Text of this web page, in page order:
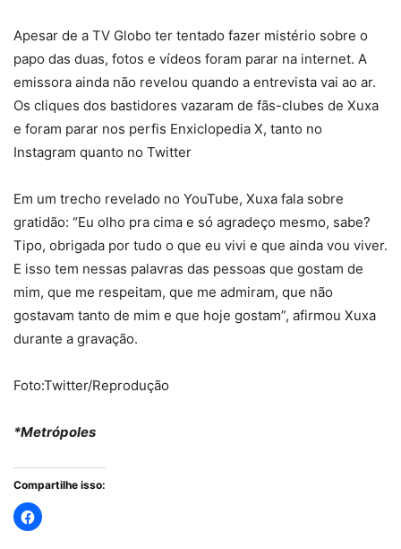
Apesar de a TV Globo ter tentado fazer mistério sobre o
papo das duas, fotos e vídeos foram parar na internet. A
emissora ainda não revelou quando a entrevista vai ao ar.
Os cliques dos bastidores vazaram de fãs-clubes de Xuxa
e foram parar nos perfis Enxiclopedia X, tanto no
Instagram quanto no Twitter
Em um trecho revelado no YouTube, Xuxa fala sobre
gratidão: “Eu olho pra cima e só agradeço mesmo, sabe?
Tipo, obrigada por tudo o que eu vivi e que ainda vou viver.
E isso tem nessas palavras das pessoas que gostam de
mim, que me respeitam, que me admiram, que não
gostavam tanto de mim e que hoje gostam”, afirmou Xuxa
durante a gravação.
Foto:Twitter/Reprodução
*Metrópoles
Compartilhe isso: